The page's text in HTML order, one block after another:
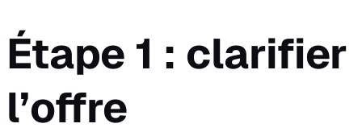
Étape 1 : clarifier
l’offre